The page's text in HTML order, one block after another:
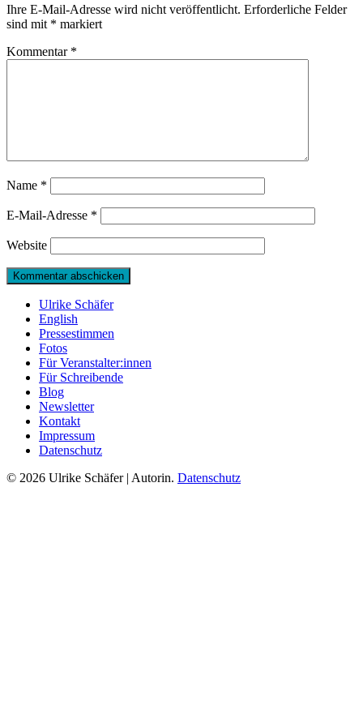
Ihre E-Mail-Adresse wird nicht veröffentlicht. Erforderliche Felder
sind mit * markiert
Kommentar *
Name *
E-Mail-Adresse *
Website
Ulrike Schäfer
English
Pressestimmen
Fotos
Für Veranstalter:innen
Für Schreibende
Blog
Newsletter
Kontakt
Impressum
Datenschutz
© 2026 Ulrike Schäfer | Autorin. Datenschutz